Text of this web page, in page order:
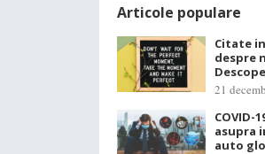
Articole populare
Citate
despre
21
COVID-
asupra
auto